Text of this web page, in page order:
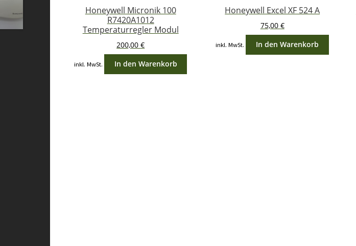
Honeywell Micronik 100
R7420A1012
Temperaturregler Modul
200,00€
inkl. MwSt. In den Warenkorb
Honeywell Excel XF 524 A
75,00 €
inkl. MwSt. In den Warenkorb